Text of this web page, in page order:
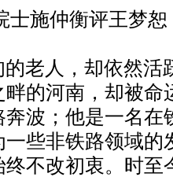
施仲衡评王梦恕
老人，却依然活
的河南，却被命
波；他是一名在
些非铁路领域的
终不改初衷。时